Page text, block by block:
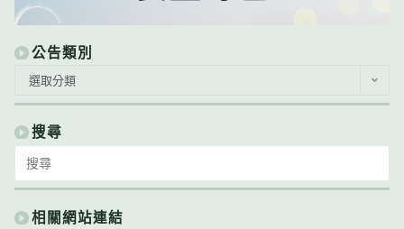
公告類別
類
別
選取分類
搜尋
for:
相關網站連結